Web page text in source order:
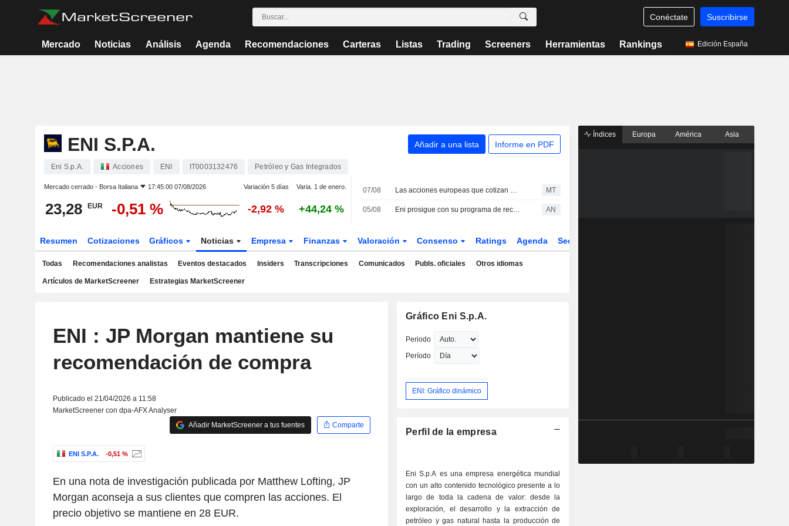
Conéctate Suscribirse
Mercado Noticias Análisis Agenda Recomendaciones Carteras Listas Trading Screeners Herramientas Rankings Edición España
ENI S.P.A. Añadir a una lista Informe en PDF
Eni S.p.A. Acciones ENI IT0003132476 Petróleo y Gas Integrados
Mercado cerrado - Borsa Italiana 17:45:00 07/08/2026 Variación 5 días Varia. 1 de enero.
23,28 EUR -0,51 % -2,92 % +44,24 %
07/08 Las acciones europeas que cotizan en EE. UU. como American Depositary Receipts suben en la sesión del viernes MT
05/08 Eni prosigue con su programa de recompra y adquiere acciones por 115 millones EUR AN
Resumen Cotizaciones Gráficos Noticias Empresa Finanzas Valoración Consenso Ratings Agenda Sector
Todas Recomendaciones analistas Eventos destacados Insiders Transcripciones Comunicados Publs. oficiales Otros idiomas
Artículos de MarketScreener Estrategias MarketScreener
ENI : JP Morgan mantiene su
recomendación de compra
Publicado el 21/04/2026 a 11:58
MarketScreener con dpa-AFX Analyser
Añadir MarketScreener a tus fuentes
Comparte
ENI S.P.A. -0,51 %
En una nota de investigación publicada por Matthew Lofting, JP
Morgan aconseja a sus clientes que compren las acciones. El
precio objetivo se mantiene en 28 EUR.
Gráfico Eni S.p.A.
Periodo
Período
ENI: Gráfico dinámico
Perfil de la empresa
Eni S.p.A es una empresa energética mundial
con un alto contenido tecnológico presente a lo
largo de toda la cadena de valor: desde la
exploración, el desarrollo y la extracción de
petróleo y gas natural hasta la producción de
Índices Europa América Asia